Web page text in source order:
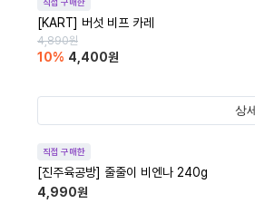
[KART] 버섯 비프 카레
4,890원
10% 4,400원
상
직접 구매한
[진주육공방] 줄줄이 비엔나 240g
4,990원